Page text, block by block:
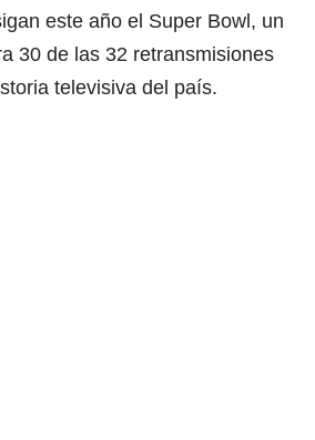
este año el Super Bowl, un
30 de las 32 retransmisiones
televisiva del país.